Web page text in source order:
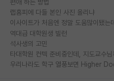
편애 하는 방법
랩홈피에 다들 본인 사진 올리냐
이사이트가 처음엔 정말 도움많이됐는데
역대급 대학원생 빌런
석사생의 고민